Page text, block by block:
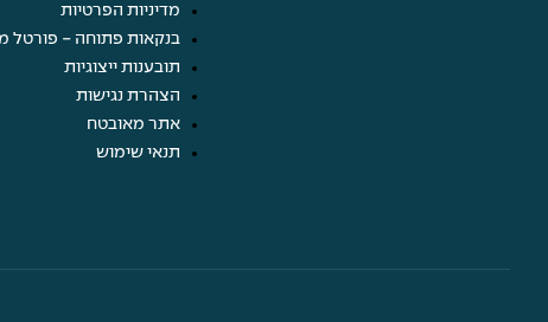
מדיניות הפרטיות
בנקאות פתוחה - פורטל
תובענות ייצוגיות
הצהרת נגישות
אתר מאובטח
תנאי שימוש